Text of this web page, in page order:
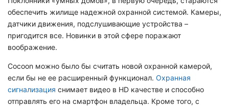
обеспечить жилище надежной охранной системой. Камеры,
датчики движения, подслушивающие устройства –
пригодится все. Новинки в этой сфере поражают
воображение.
Cocoon можно было бы считать новой охранной камерой,
если бы не ее расширенный функционал. Охранная
сигнализация снимает видео в HD качестве и способно
отправлять его на смартфон владельца. Кроме того, с